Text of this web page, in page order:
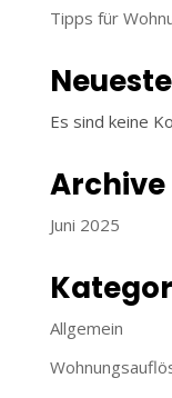
Tipps für
Es sind keine
Archive
Juni 2025
Allgemein